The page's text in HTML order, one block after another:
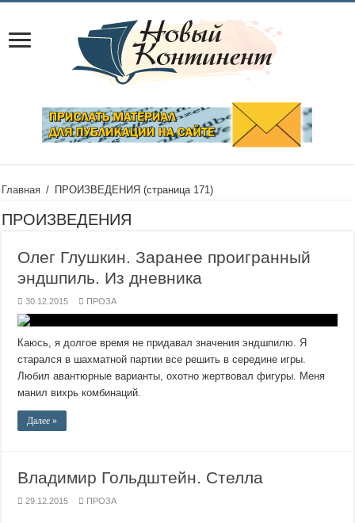
Главная / ПРОИЗВЕДЕНИЯ (страница 171)
ПРОИЗВЕДЕНИЯ
Олег Глушкин. Заранее проигранный
эндшпиль. Из дневника
30.12.2015 ПРОЗА
Каюсь, я долгое время не придавал значения эндшпилю. Я
старался в шахматной партии все решить в середине игры.
Любил авантюрные варианты, охотно жертвовал фигуры. Меня
манил вихрь комбинаций.
Далее »
Владимир Гольдштейн. Стелла
29.12.2015 ПРОЗА